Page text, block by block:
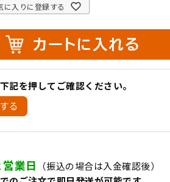
に入りに登録する
記を押してご確認ください。
る
業日
（振込の場合は入金確認後）